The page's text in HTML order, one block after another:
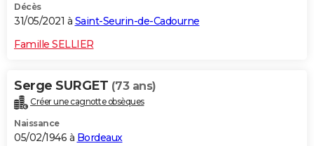
Décès
31/05/2021 à Saint-Seurin-de-Cadourne
Famille SELLIER
Serge SURGET (73 ans)
Créer une cagnotte obsèques
Naissance
05/02/1946 à Bordeaux